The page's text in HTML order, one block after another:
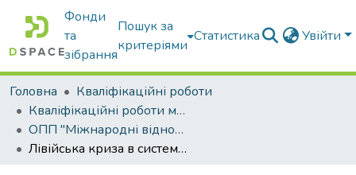
Фонди
та
зібрання
Пошук за
критеріями
Статистика Увійти
Головна
Кваліфікаційні роботи
Кваліфікаційні роботи магістрів
ОПП "Міжнародні відносини, суспільні комунікації та регіональні студії"
Лівійська криза в системі міжнародних відносин наприкінці ХХ – поч. ХХI ст.